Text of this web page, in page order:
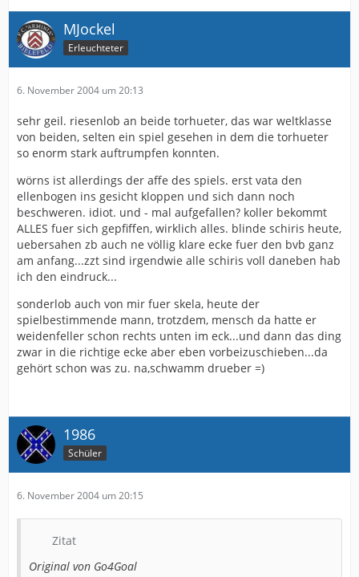
MJockel
Erleuchteter
6. November 2004 um 20:13
sehr geil. riesenlob an beide torhueter, das war weltklasse
von beiden, selten ein spiel gesehen in dem die torhueter
so enorm stark auftrumpfen konnten.
wörns ist allerdings der affe des spiels. erst vata den
ellenbogen ins gesicht kloppen und sich dann noch
beschweren. idiot. und - mal aufgefallen? koller bekommt
ALLES fuer sich gepfiffen, wirklich alles. blinde schiris heute,
uebersahen zb auch ne völlig klare ecke fuer den bvb ganz
am anfang...zzt sind irgendwie alle schiris voll daneben hab
ich den eindruck...
sonderlob auch von mir fuer skela, heute der
spielbestimmende mann, trotzdem, mensch da hatte er
weidenfeller schon rechts unten im eck...und dann das ding
zwar in die richtige ecke aber eben vorbeizuschieben...da
gehört schon was zu. na,schwamm drueber =)
1986
Schüler
6. November 2004 um 20:15
Zitat
Original von Go4Goal